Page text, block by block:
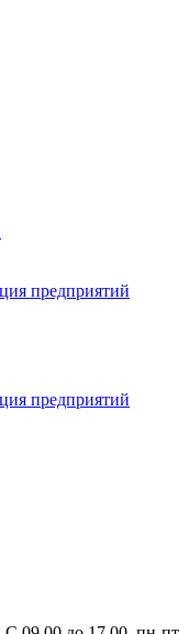
предприятий
предприятий